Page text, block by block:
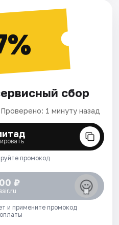
сбор
Проверено: 1 минуту назад
промокод
₽
и примените промокод